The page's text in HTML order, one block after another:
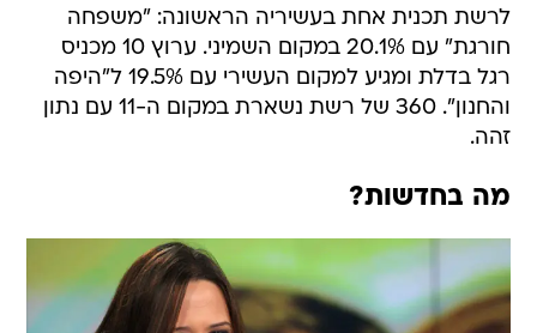
לרשת תכנית אחת בעשיריה הראשונה: "משפחה
חורגת" עם 20.1% במקום השמיני. ערוץ 10 מכניס
רגל בדלת ומגיע למקום העשירי עם 19.5% ל"היפה
והחנון". 360 של רשת נשארת במקום ה-11 עם נתון
זהה.
מה בחדשות?